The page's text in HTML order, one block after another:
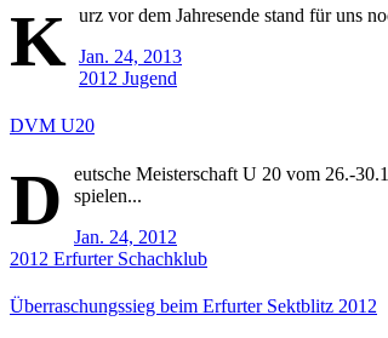
K urz vor dem Jahresende stand für uns
Jan. 24, 2013
2012 Jugend
DVM U20
D
eutsche Meisterschaft U 20 vom 26.-
spielen...
Jan. 24, 2012
2012 Erfurter Schachklub
Überraschungssieg beim Erfurter Sektblitz 2012